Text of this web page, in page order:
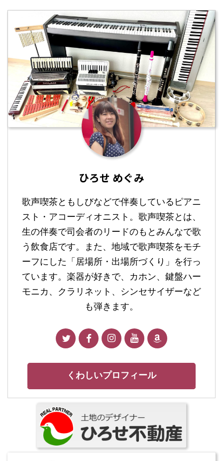
ひろせ めぐみ
歌声喫茶ともしびなどで伴奏しているピアニ
スト・アコーディオニスト。歌声喫茶とは、
生の伴奏で司会者のリードのもとみんなで歌
う飲食店です。また、地域で歌声喫茶をモチ
ーフにした「居場所・出場所づくり」を行っ
ています。楽器が好きで、カホン、鍵盤ハー
モニカ、クラリネット、シンセサイザーなど
も弾きます。
くわしいプロフィール